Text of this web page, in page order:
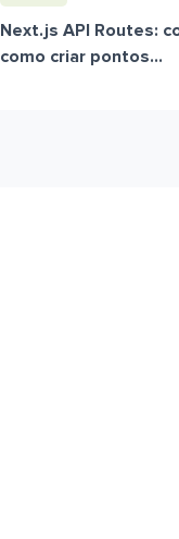
Next.js API Routes:
como criar pontos...